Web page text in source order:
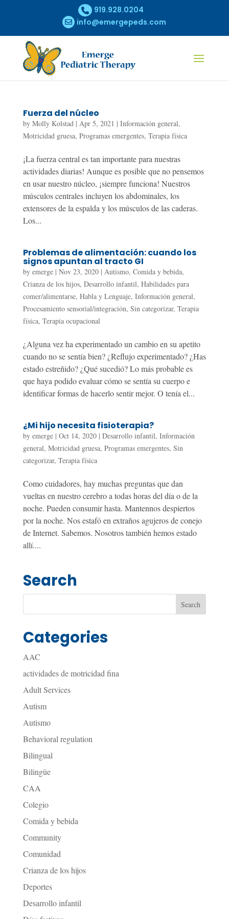
919.928.0204
info@emergepeds.com
Fuerza del núcleo
by Molly Kolstad| Apr 5, 2021 | Información general,
Motricidad gruesa, Programas emergentes, Terapia física
¡La fuerza central es tan importante para nuestras
actividades diarias! Aunque es posible que no pensemos
en usar nuestro núcleo, ¡siempre funciona! Nuestros
músculos centrales incluyen los abdominales, los
extensores de la espalda y los músculos de las caderas.
Los...
Problemas de alimentación: cuando los
signos apuntan al tracto GI
by emerge| Nov 23, 2020| Autismo, Comida y bebida,
Crianza de los hijos, Desarrollo infantil, Habilidades para
comer/alimentarse, Habla y Lenguaje, Información general,
Procesamiento sensorial/integración, Sin categorizar, Terapia
física, Terapia ocupacional
¿Alguna vez ha experimentado un cambio en su apetito
cuando no se sentía bien? ¿Reflujo experimentado? ¿Has
estado estreñido? ¿Qué sucedió? Lo más probable es
que haya podido evaluar cómo se sentía su cuerpo e
identificar formas de hacerlo sentir mejor. O tenía el...
¿Mi hijo necesita fisioterapia?
by emerge| Oct 14, 2020| Desarrollo infantil, Información
general, Motricidad gruesa, Programas emergentes, Sin
categorizar, Terapia física
Como cuidadores, hay muchas preguntas que dan
vueltas en nuestro cerebro a todas horas del día o de la
noche. Pueden consumir hasta. Mantennos despiertos
por la noche. Nos estafó en extraños agujeros de conejo
de Internet. Sabemos. Nosotros también hemos estado
allí....
Search
Categories
AAC
actividades de motricidad fina
Adult Services
Autism
Autismo
Behavioral regulation
Bilingual
Bilingüe
CAA
Colegio
Comida y bebida
Community
Comunidad
Crianza de los hijos
Deportes
Desarrollo infantil